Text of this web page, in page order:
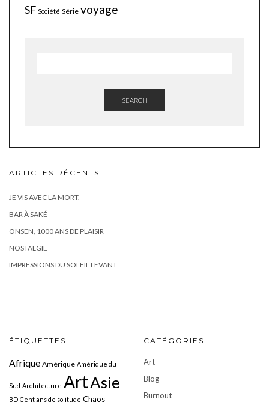
SF Société Série voyage
SEARCH
ARTICLES RÉCENTS
JE VIS AVEC LA MORT.
BAR À SAKÉ
ONSEN, 1000 ANS DE PLAISIR
NOSTALGIE
IMPRESSIONS DU SOLEIL LEVANT
ÉTIQUETTES
Afrique Amérique Amérique du
Sud Architecture ArtAsie
BD Cent ans de solitude Chaos
CATÉGORIES
Art
Blog
Burnout